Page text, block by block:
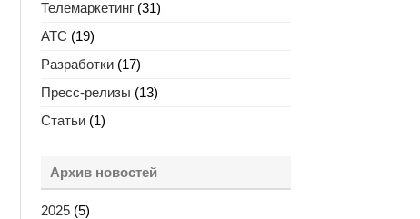
Телемаркетинг (31)
АТС (19)
Разработки (17)
Пресс-релизы (13)
Статьи (1)
Архив новостей
2025 (5)